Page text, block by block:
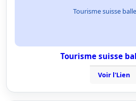
Tourisme suisse
Tourisme suisse
Voir l'Lien